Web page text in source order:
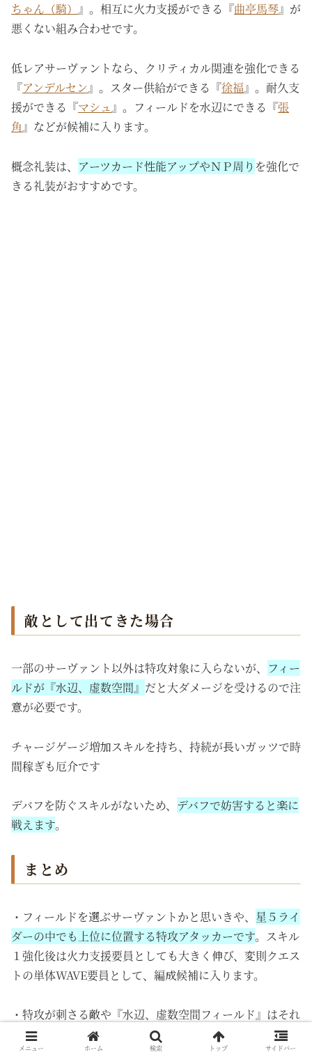
ちゃん（騎） 』。相互に火力支援ができる『曲亭馬琴』が
悪くない組み合わせです。
低レアサーヴァントなら、クリティカル関連を強化できる
『アンデルセン』。スター供給ができる『徐福』。耐久支
援ができる『マシュ』。フィールドを水辺にできる『張
角』などが候補に入ります。
概念礼装は、 アーツカード性能アップやＮＰ周り を強化で
きる礼装がおすすめです。
敵として出てきた場合
一部のサーヴァント以外は特攻対象に入らないが、
フィー
ルドが『水辺、虚数空間』 だと大ダメージを受けるので注
意が必要です。
チャージゲージ増加スキルを持ち、持続が長いガッツで時
間稼ぎも厄介です
デバフを防ぐスキルがないため、 デバフで妨害すると楽に
戦えます。
まとめ
・フィールドを選ぶサーヴァントかと思いきや、 星５ライ
ダーの中でも上位に位置する特攻アタッカーです。スキル
１強化後は火力支援要員としても大きく伸び、変則クエス
トの単体WAVE要員として、編成候補に入ります。
・特攻が刺さる敵や『水辺、虚数空間フィールド』はそれ
なりの頻度で出現するが、『ネモを編成したいクエストが
水辺、虚数空間フィールドかは運』『サーヴァントに「超
メニュー ホーム 検索 トップ サイドバー